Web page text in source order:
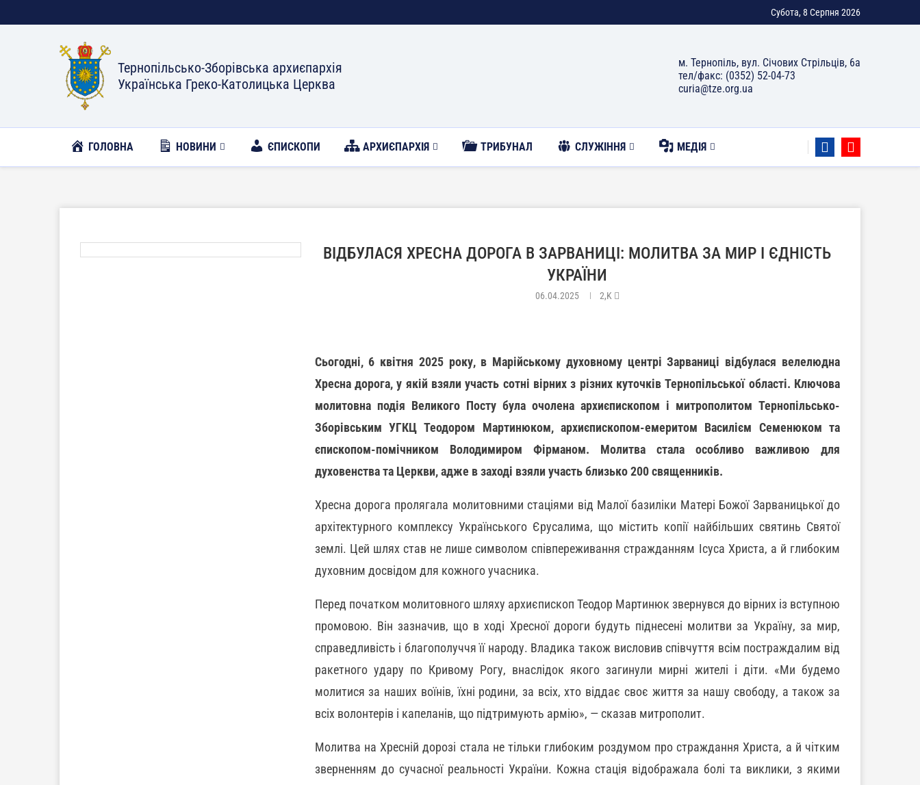
Субота, 8 Серпня 2026
Тернопільсько-Зборівська архиєпархія
Українська Греко-Католицька Церква
м. Тернопіль, вул. Січових Стрільців, 6а
тел/факс: (0352) 52-04-73
curia@tze.org.ua
ГОЛОВНА НОВИНИ ЄПИСКОПИ АРХИЄПАРХІЯ ТРИБУНАЛ CЛУЖІННЯ МЕДІЯ
ВІДБУЛАСЯ ХРЕСНА ДОРОГА В ЗАРВАНИЦІ: МОЛИТВА ЗА МИР І ЄДНІСТЬ
УКРАЇНИ
06.04.2025 2,K
Сьогодні, 6 квітня 2025 року, в Марійському духовному центрі Зарваниці відбулася велелюдна
Хресна дорога, у якій взяли участь сотні вірних з різних куточків Тернопільської області. Ключова
молитовна подія Великого Посту була очолена архиєпископом і митрополитом Тернопільсько-
Зборівським УГКЦ Теодором Мартинюком, архиєпископом-емеритом Василієм Семенюком та
єпископом-помічником Володимиром Фірманом. Молитва стала особливо важливою для
духовенства та Церкви, адже в заході взяли участь близько 200 священників.
Хресна дорога пролягала молитовними стаціями від Малої базиліки Матері Божої Зарваницької до
архітектурного комплексу Українського Єрусалима, що містить копії найбільших святинь Святої
землі. Цей шлях став не лише символом співпереживання стражданням Ісуса Христа, а й глибоким
духовним досвідом для кожного учасника.
Перед початком молитовного шляху архиєпископ Теодор Мартинюк звернувся до вірних із вступною
промовою. Він зазначив, що в ході Хресної дороги будуть піднесені молитви за Україну, за мир,
справедливість і благополуччя її народу. Владика також висловив співчуття всім постраждалим від
ракетного удару по Кривому Рогу, внаслідок якого загинули мирні жителі і діти. «Ми будемо
молитися за наших воїнів, їхні родини, за всіх, хто віддає своє життя за нашу свободу, а також за
всіх волонтерів і капеланів, що підтримують армію», — сказав митрополит.
Молитва на Хресній дорозі стала не тільки глибоким роздумом про страждання Христа, а й чітким
зверненням до сучасної реальності України. Кожна стація відображала болі та виклики, з якими